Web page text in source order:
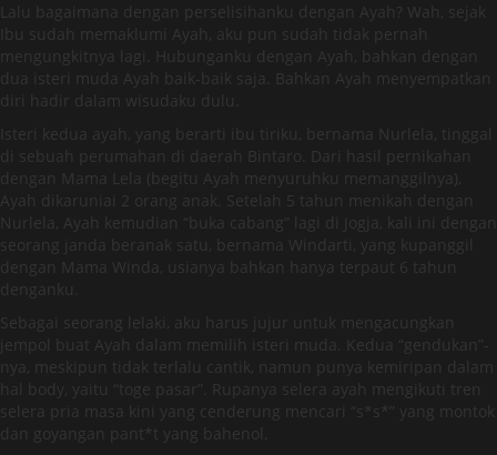
Lalu bagaimana dengan perselisihanku dengan Ayah? Wah, sejak
Ibu sudah memaklumi Ayah, aku pun sudah tidak pernah
mengungkitnya lagi. Hubunganku dengan Ayah, bahkan dengan
dua isteri muda Ayah baik-baik saja. Bahkan Ayah menyempatkan
diri hadir dalam wisudaku dulu.
Isteri kedua ayah, yang berarti ibu tiriku, bernama Nurlela, tinggal
di sebuah perumahan di daerah Bintaro. Dari hasil pernikahan
dengan Mama Lela (begitu Ayah menyuruhku memanggilnya),
Ayah dikaruniai 2 orang anak. Setelah 5 tahun menikah dengan
Nurlela, Ayah kemudian “buka cabang” lagi di Jogja, kali ini dengan
seorang janda beranak satu, bernama Windarti, yang kupanggil
dengan Mama Winda, usianya bahkan hanya terpaut 6 tahun
denganku.
Sebagai seorang lelaki, aku harus jujur untuk mengacungkan
jempol buat Ayah dalam memilih isteri muda. Kedua “gendukan”-
nya, meskipun tidak terlalu cantik, namun punya kemiripan dalam
hal body, yaitu “toge pasar”. Rupanya selera ayah mengikuti tren
selera pria masa kini yang cenderung mencari “s*s*” yang montok
dan goyangan pant*t yang bahenol.